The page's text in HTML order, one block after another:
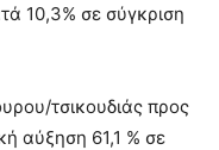
10,3% σε σύγκριση
τσικουδιάς προς
αύξηση 61,1 % σε